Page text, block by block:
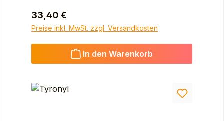
Regulärer Preis:
33,40 €
Preise inkl. MwSt. zzgl. Versandkosten
In den Warenkorb